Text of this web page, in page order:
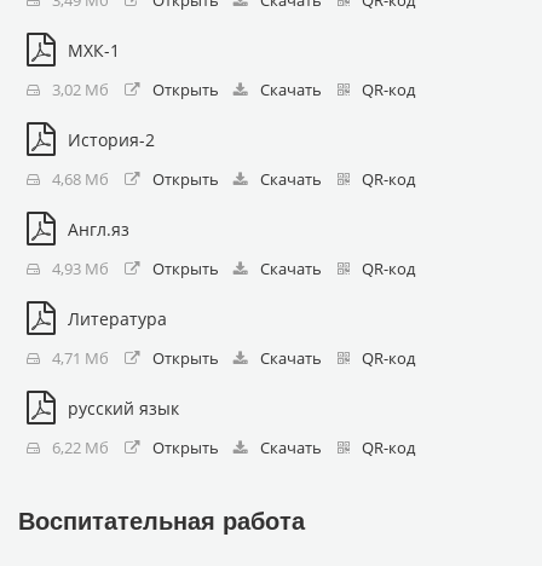
МХК-1
3,02 Мб Открыть Скачать QR-код
История-2
4,68 Мб Открыть Скачать QR-код
Англ.яз
4,93 Мб Открыть Скачать QR-код
Литература
4,71 Мб Открыть Скачать QR-код
русский язык
6,22 Мб Открыть Скачать QR-код
Воспитательная работа